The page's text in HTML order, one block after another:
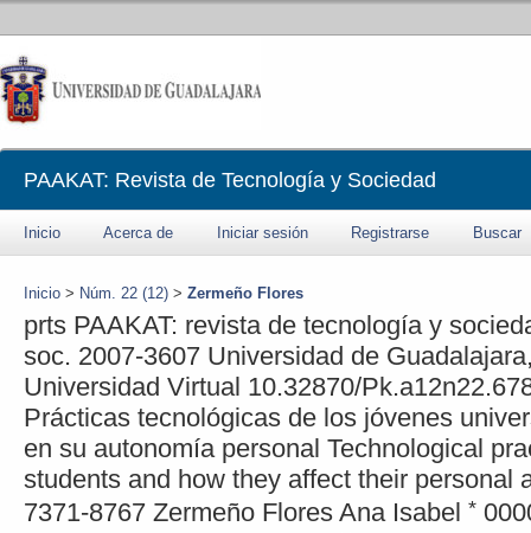
PAAKAT: Revista de Tecnología y Sociedad
Inicio Acerca de Iniciar sesión Registrarse Buscar
Inicio > Núm. 22 (12) > Zermeño Flores
prts PAAKAT: revista de tecnología y
soc. 2007-3607 Universidad de
Universidad Virtual 10.32870/
Prácticas tecnológicas de los jóvenes
en su autonomía personal Technological
students and how they affect their personal
7371-8767 Zermeño Flores Ana Isabel *